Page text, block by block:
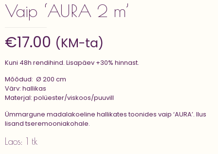
Vaip ‘AURA 2 m’
€17.00 (KM-ta)
Kuni 48h rendihind. Lisapäev +30% hinnast.
Mõõdud: Ø 200 cm
Värv: hallikas
Materjal: polüester/viskoos/puuvill
Ümmargune madalakoeline hallikates toonides vaip ‘AURA’. Ilus
lisand tseremooniakohale.
Laos: 1 tk